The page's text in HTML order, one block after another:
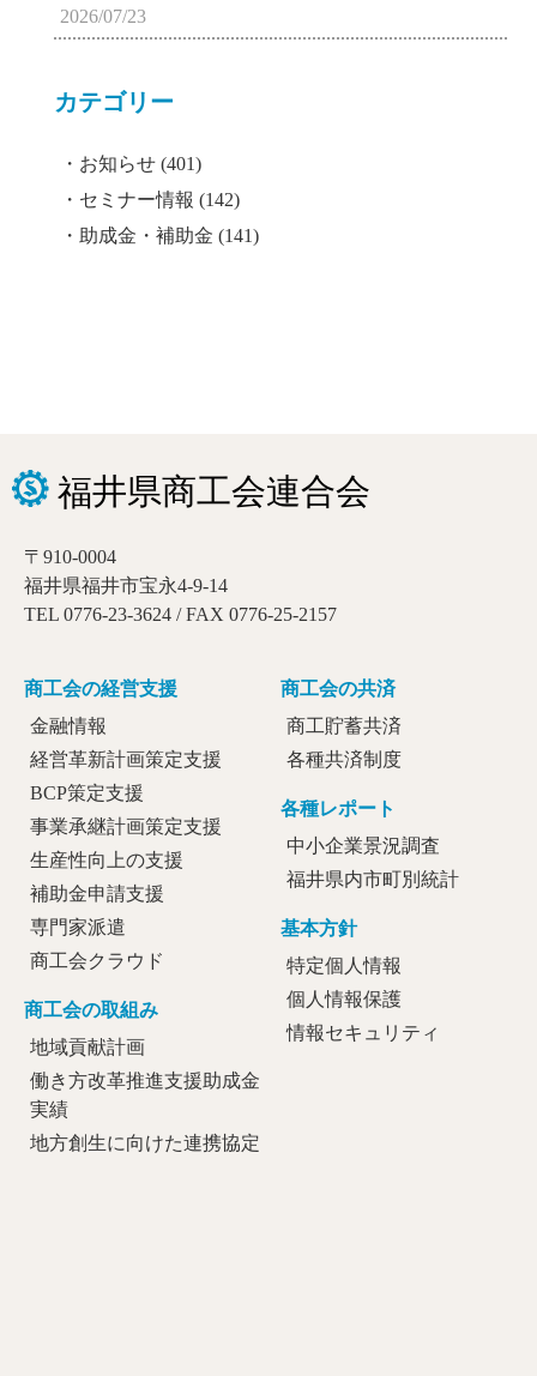
2026/07/23
カテゴリー
お知らせ (401)
セミナー情報 (142)
助成金・補助金 (141)
〒910-0004
福井県福井市宝永4-9-14
TEL 0776-23-3624 / FAX 0776-25-2157
商工会の経営支援
金融情報
経営革新計画策定支援
BCP策定支援
事業承継計画策定支援
生産性向上の支援
補助金申請支援
専門家派遣
商工会クラウド
商工会の取組み
地域貢献計画
働き方改革推進支援助成金
実績
地方創生に向けた連携協定
商工会の共済
商工貯蓄共済
各種共済制度
各種レポート
中小企業景況調査
福井県内市町別統計
基本方針
特定個人情報
個人情報保護
情報セキュリティ